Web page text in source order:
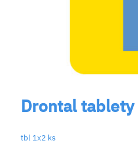
Drontal
tbl 1x2 ks